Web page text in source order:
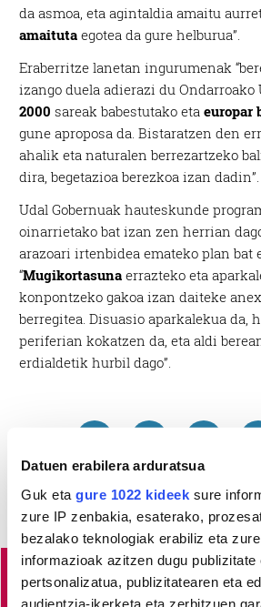
Datuen erabilera arduratsua
Guk eta gure 1022 kideek sure
zure IP zenbakia, esaterako,
bezalako teknologiak erabiliz eta
informazioak azitzen dugu publizitate
pertsonalizatua, publizitatearen eta
audientzia-ikerketa eta zerbitzuen
da asmoa, eta agintaldia amaitu
amaituta egotea da gure helburua”.
Eraberritze lanetan ingurumenak
izango duela adierazi du Ondarroako
2000 sareak babestutako etaeuropar
gune aproposa da. Bistaratzen den
ahalik eta naturalen berrezartzeko
dira, begetazioa berezkoa izan dadin”.
Udal Gobernuak hauteskunde
oinarrietako bat izan zen herrian
arazoari irtenbidea emateko plan bat
“Mugikortasuna errazteko eta
konpontzeko gakoa izan daiteke
berregitea. Disuasio aparkalekua da,
periferian kokatzen da, eta aldi
erdialdetik hurbil dago”.
Lea-Artibai eta Mutrikuko